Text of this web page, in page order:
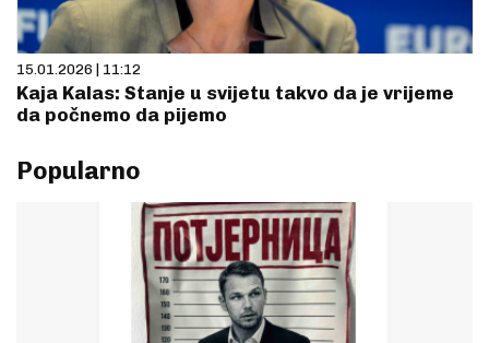
15.01.2026 | 11:12
Kaja Kalas: Stanje u svijetu takvo da je vrijeme
da počnemo da pijemo
Popularno